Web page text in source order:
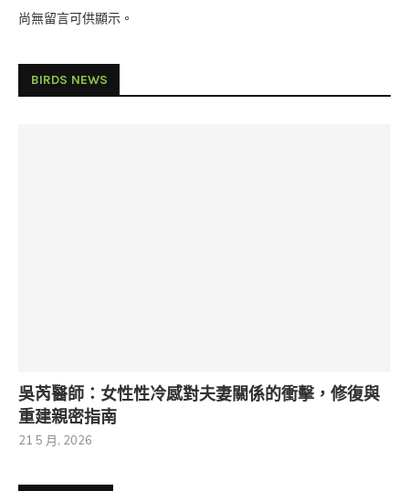
尚無留言可供顯示。
BIRDS NEWS
吳芮醫師：女性性冷感對夫妻關係的衝擊，修復與
重建親密指南
21 5 月, 2026